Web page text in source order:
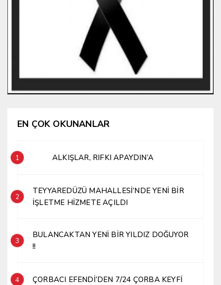
EN ÇOK OKUNANLAR
1 ALKIŞLAR, RIFKI APAYDIN’A
2
TEYYAREDÜZÜ MAHALLESİ’NDE YENİ BİR
İŞLETME HİZMETE AÇILDI
3
BULANCAKTAN YENİ BİR YILDIZ DOĞUYOR
!!
4 ÇORBACI EFENDİ’DEN 7/24 ÇORBA KEYFİ